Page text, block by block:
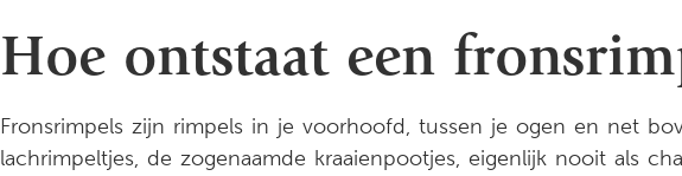
Hoe ontstaat een
Fronsrimpels zijn rimpels in je voorhoofd, tussen je ogen en net
lachrimpeltjes, de zogenaamde kraaienpootjes, eigenlijk nooit als